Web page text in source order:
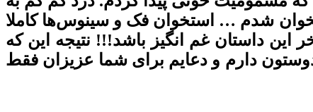
شدم … استخوان فک و سینوس‌ها کاملا
داستان غم انگیز باشد!!! نتیجه این که
دارم و دعایم برای شما عزیزان فقط